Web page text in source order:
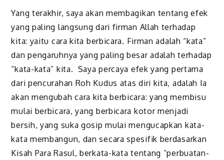
Yang terakhir, saya akan membagikan tentang efek
yang paling langsung dari firman Allah terhadap
kita: yaitu cara kita berbicara. Firman adalah “kata”
dan pengaruhnya yang paling besar adalah terhadap
“kata-kata” kita. Saya percaya efek yang pertama
dari pencurahan Roh Kudus atas diri kita, adalah Ia
akan mengubah cara kita berbicara: yang membisu
mulai berbicara, yang berbicara kotor menjadi
bersih, yang suka gosip mulai mengucapkan kata-
kata membangun, dan secara spesifik berdasarkan
Kisah Para Rasul, berkata-kata tentang “perbuatan-